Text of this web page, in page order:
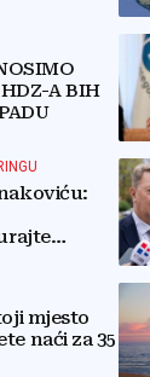
A BIH
mjesto
naći za 35